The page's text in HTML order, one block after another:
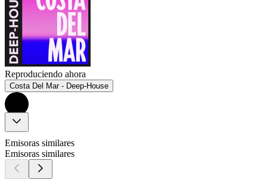
Reproduciendo ahora
Costa Del Mar - Deep-House
Emisoras similares
Emisoras similares